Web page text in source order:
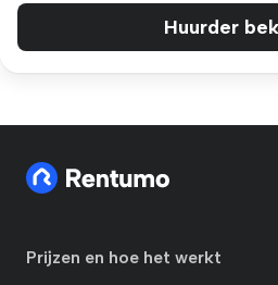
Huurder
Prijzen en hoe het werkt